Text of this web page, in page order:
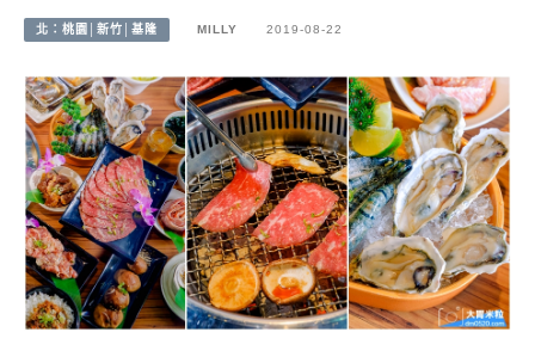
北：桃園│新竹│基隆 MILLY 2019-08-22